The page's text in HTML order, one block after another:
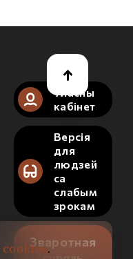
Уласны
кабінет
Версія
для
людзей
са
слабым
зрокам
Зваротная
cookies.